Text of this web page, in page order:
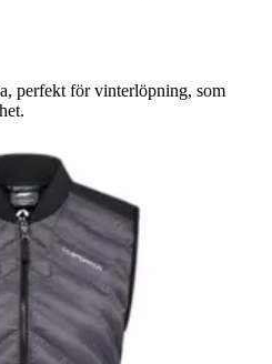
perfekt för vinterlöpning, som